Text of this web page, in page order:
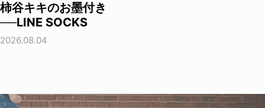
柿谷キキのお墨付き
──LINE SOCKS
2026.08.04